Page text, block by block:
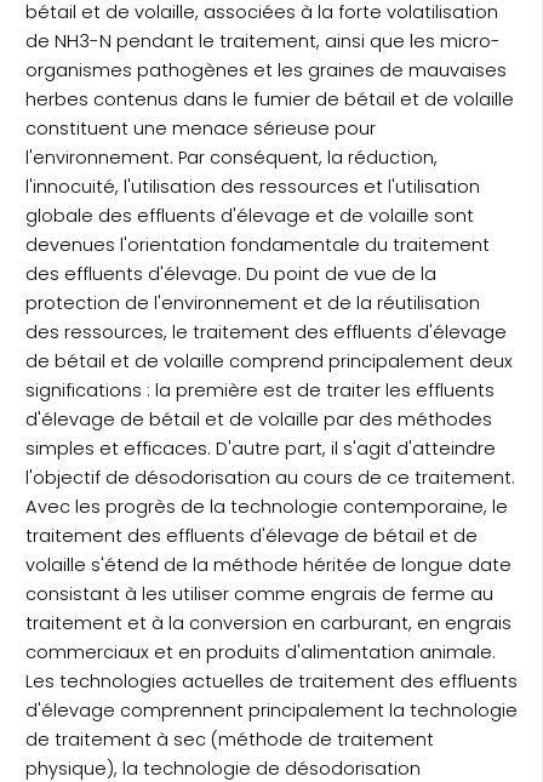
bétail et de volaille, associées à la forte volatilisation
de NH3-N pendant le traitement, ainsi que les micro-
organismes pathogènes et les graines de mauvaises
herbes contenus dans le fumier de bétail et de volaille
constituent une menace sérieuse pour
l'environnement. Par conséquent, la réduction,
l'innocuité, l'utilisation des ressources et l'utilisation
globale des effluents d'élevage et de volaille sont
devenues l'orientation fondamentale du traitement
des effluents d'élevage. Du point de vue de la
protection de l'environnement et de la réutilisation
des ressources, le traitement des effluents d'élevage
de bétail et de volaille comprend principalement deux
significations : la première est de traiter les effluents
d'élevage de bétail et de volaille par des méthodes
simples et efficaces. D'autre part, il s'agit d'atteindre
l'objectif de désodorisation au cours de ce traitement.
Avec les progrès de la technologie contemporaine, le
traitement des effluents d'élevage de bétail et de
volaille s'étend de la méthode héritée de longue date
consistant à les utiliser comme engrais de ferme au
traitement et à la conversion en carburant, en engrais
commerciaux et en produits d'alimentation animale.
Les technologies actuelles de traitement des effluents
d'élevage comprennent principalement la technologie
de traitement à sec (méthode de traitement
physique), la technologie de désodorisation